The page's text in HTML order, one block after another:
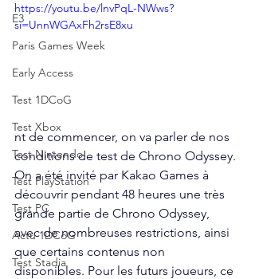
E3
Paris Games Week
Early Access
Test 1DCoG
Test Xbox
Test Nintendo
Test PlayStation
Test PC
Actu 1DCoG
Test Stadia
https://youtu.be/lnvPqL-NWws?
si=UnnWGAxFh2rsE8xu
nt de commencer, on va parler de nos
conditions de test de Chrono Odyssey.
On a été invité par Kakao Games à
découvrir pendant 48 heures une très
grande partie de Chrono Odyssey,
avec de nombreuses restrictions, ainsi
que certains contenus non
disponibles. Pour les futurs joueurs, ce